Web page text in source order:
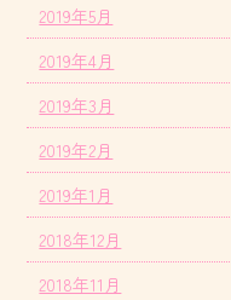
2019年5月
2019年4月
2019年3月
2019年2月
2019年1月
2018年12月
2018年11月